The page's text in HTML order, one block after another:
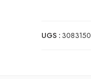
UGS :3083150